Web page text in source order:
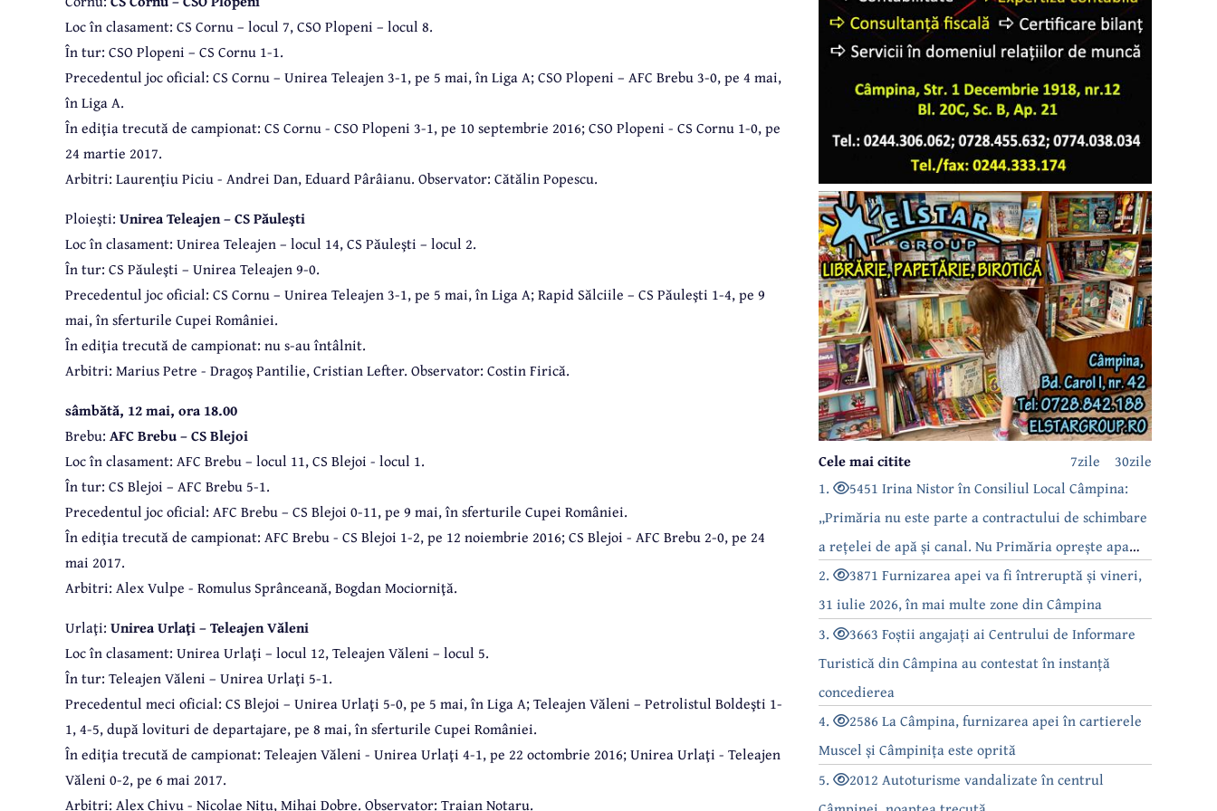
Loc în clasament: CS Cornu – locul 7, CSO Plopeni – locul 8.
În tur: CSO Plopeni – CS Cornu 1-1.
Precedentul joc oficial: CS Cornu – Unirea Teleajen 3-1, pe 5 mai, în Liga A; CSO Plopeni – AFC Brebu 3-0, pe 4 mai,
în Liga A.
În ediţia trecută de campionat: CS Cornu - CSO Plopeni 3-1, pe 10 septembrie 2016; CSO Plopeni - CS Cornu 1-0, pe
24 martie 2017.
Arbitri: Laurenţiu Piciu - Andrei Dan, Eduard Pârâianu. Observator: Cătălin Popescu.
Ploieşti: Unirea Teleajen – CS Păuleşti
Loc în clasament: Unirea Teleajen – locul 14, CS Păuleşti – locul 2.
În tur: CS Păuleşti – Unirea Teleajen 9-0.
Precedentul joc oficial: CS Cornu – Unirea Teleajen 3-1, pe 5 mai, în Liga A; Rapid Sălciile – CS Păuleşti 1-4, pe 9
mai, în sferturile Cupei României.
În ediţia trecută de campionat: nu s-au întâlnit.
Arbitri: Marius Petre - Dragoş Pantilie, Cristian Lefter. Observator: Costin Firică.
sâmbătă, 12 mai, ora 18.00
Brebu: AFC Brebu – CS Blejoi
Loc în clasament: AFC Brebu – locul 11, CS Blejoi - locul 1.
În tur: CS Blejoi – AFC Brebu 5-1.
Precedentul joc oficial: AFC Brebu – CS Blejoi 0-11, pe 9 mai, în sferturile Cupei României.
În ediţia trecută de campionat: AFC Brebu - CS Blejoi 1-2, pe 12 noiembrie 2016; CS Blejoi - AFC Brebu 2-0, pe 24
mai 2017.
Arbitri: Alex Vulpe - Romulus Sprânceană, Bogdan Mociorniţă.
Urlaţi: Unirea Urlaţi – Teleajen Văleni
Loc în clasament: Unirea Urlaţi – locul 12, Teleajen Văleni – locul 5.
În tur: Teleajen Văleni – Unirea Urlaţi 5-1.
Precedentul meci oficial: CS Blejoi – Unirea Urlaţi 5-0, pe 5 mai, în Liga A; Teleajen Văleni – Petrolistul Boldeşti 1-
1, 4-5, după lovituri de departajare, pe 8 mai, în sferturile Cupei României.
În ediţia trecută de campionat: Teleajen Văleni - Unirea Urlaţi 4-1, pe 22 octombrie 2016; Unirea Urlaţi - Teleajen
Văleni 0-2, pe 6 mai 2017.
Arbitri: Alex Chivu - Nicolae Niţu, Mihai Dobre. Observator: Traian Notaru.
30zile
7zile
Cele mai citite
1.
5451 Irina Nistor în Consiliul Local Câmpina:
„Primăria nu este parte a contractului de schimbare
a rețelei de apă și canal. Nu Primăria oprește apa
câmpinenilor!”
2.
3871 Furnizarea apei va fi întreruptă și vineri,
31 iulie 2026, în mai multe zone din Câmpina
3.
3663 Foștii angajați ai Centrului de Informare
Turistică din Câmpina au contestat în instanță
concedierea
4.
2586 La Câmpina, furnizarea apei în cartierele
Muscel și Câmpinița este oprită
5.
2012 Autoturisme vandalizate în centrul